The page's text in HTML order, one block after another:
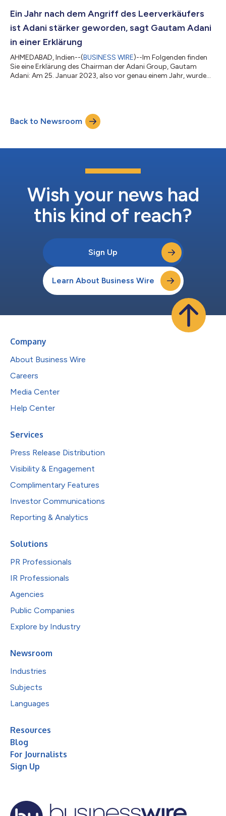
mit stabilen und vorhersehbaren Cashflows für alle Emittenten
Ein Jahr nach dem Angriff des Leerverkäufers
ist Adani stärker geworden, sagt Gautam Adani
in einer Erklärung
AHMEDABAD, Indien--(BUSINESS WIRE)--Im Folgenden finden
Sie eine Erklärung des Chairman der Adani Group, Gautam
Adani: Am 25. Januar 2023, also vor genau einem Jahr, wurde
toten Behauptungen, die einige Kritiker wieder aufleben zu
lassen versuchten, indem sie sie mit einer raffinierten
Zusammenstellung von selektiven Halbwahrheiten...
Back to Newsroom
Wish your news had
this kind of reach?
Sign Up
Learn About Business Wire
Company
About Business Wire
Careers
Media Center
Help Center
Services
Press Release Distribution
Visibility & Engagement
Complimentary Features
Investor Communications
Reporting & Analytics
Solutions
PR Professionals
IR Professionals
Agencies
Public Companies
Explore by Industry
Newsroom
Industries
Subjects
Languages
Resources
Blog
For Journalists
Sign Up